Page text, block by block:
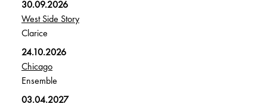
30.09.2026
West Side Story
Clarice
24.10.2026
Chicago
Ensemble
03.04.2027